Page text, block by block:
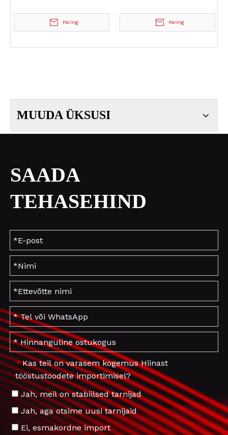
tagurdustuled Nissan
Navara 2015-2016 jaoks
Päring Päring
MUUDA ÜKSUSI
SAADA
TEHASEHIND
* Kas teil on varasem kogemus Hiinast
tööstustoodete importimisel?
Jah, meil on stabiilsed tarnijad
Jah, aga otsime uusi tarnijaid
Ei, esmakordne import